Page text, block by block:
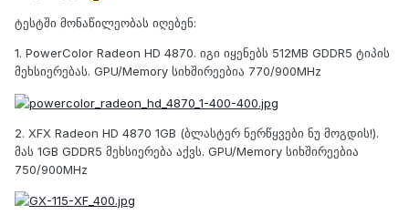
ტესტში მონაწილეობას იღებენ:
1. PowerColor Radeon HD 4870. იგი იყენებს 512MB GDDR5 ტიპის
მეხსიერებას. GPU/Memory სიხშირეებია 770/900MHz
2. XFX Radeon HD 4870 1GB (ბლასტერ ნერწყვები ნუ მოგდის!).
მას 1GB GDDR5 მეხსიერება აქვს. GPU/Memory სიხშირეებია
750/900MHz